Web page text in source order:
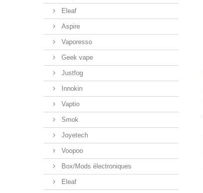
Eleaf
Aspire
Vaporesso
Geek vape
Justfog
Innokin
Vaptio
Smok
Joyetech
Voopoo
Box/Mods électroniques
Eleaf